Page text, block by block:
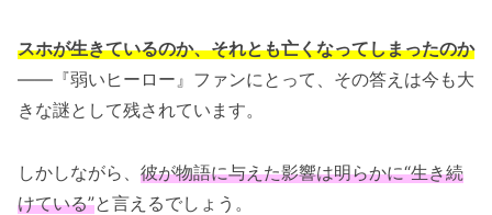
スホが生きているのか、それとも亡くなってしまったのか
――『弱いヒーロー』ファンにとって、その答えは今も大
きな謎として残されています。
しかしながら、 彼が物語に与えた影響は明らかに“生き続
けている”と言えるでしょう。